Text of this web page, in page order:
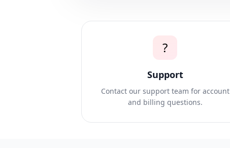
?
Support
Contact our support team for account
and billing questions.